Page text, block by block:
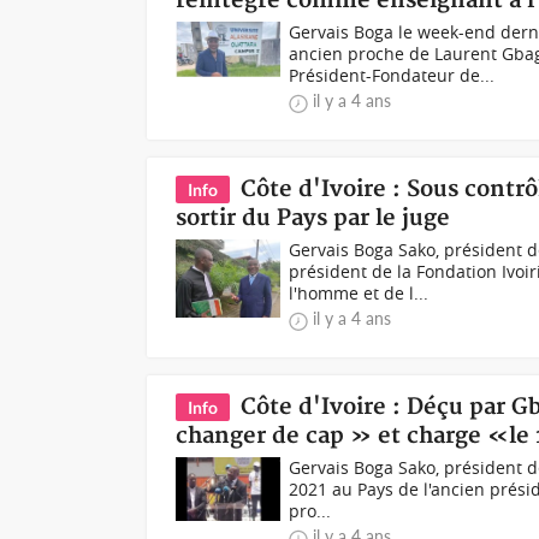
Gervais Boga le week-end
ancien proche de Laurent
Président-Fondateur de...
il y a 4 ans
Info
Côte d'Ivoire : Sous
sortir du Pays par le juge
Gervais Boga Sako, président
président de la Fondation
l'homme et de l...
il y a 4 ans
Info
Côte d'Ivoire : Déçu par
changer de cap » et charge
Gervais Boga Sako, président
2021 au Pays de l'ancien
pro...